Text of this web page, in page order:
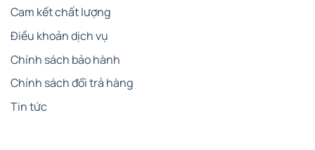
Cam kết chất lượng
Điều khoản dịch vụ
Chính sách bảo hành
Chính sách đổi trả hàng
Tin tức